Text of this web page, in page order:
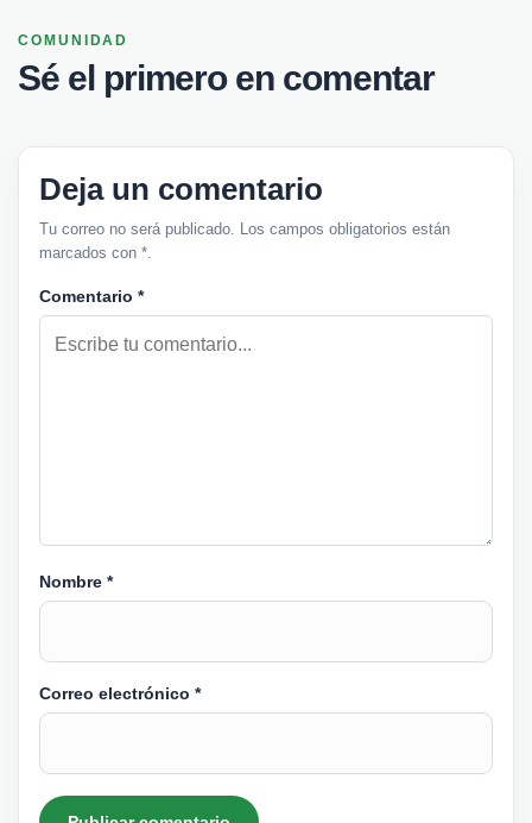
COMUNIDAD
Sé el primero en comentar
Deja un comentario
Tu correo no será publicado. Los campos obligatorios están
marcados con *.
Comentario *
Nombre *
Correo electrónico *